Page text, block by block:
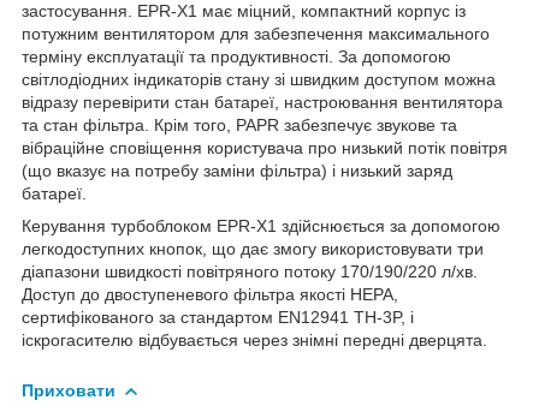
застосування. EPR-X1 має міцний, компактний корпус із
потужним вентилятором для забезпечення максимального
терміну експлуатації та продуктивності. За допомогою
світлодіодних індикаторів стану зі швидким доступом можна
відразу перевірити стан батареї, настроювання вентилятора
та стан фільтра. Крім того, PAPR забезпечує звукове та
вібраційне сповіщення користувача про низький потік повітря
(що вказує на потребу заміни фільтра) і низький заряд
батареї.
Керування турбоблоком EPR-X1 здійснюється за допомогою
легкодоступних кнопок, що дає змогу використовувати три
діапазони швидкості повітряного потоку 170/190/220 л/хв.
Доступ до двоступеневого фільтра якості HEPA,
сертифікованого за стандартом EN12941 TH-3P, і
іскрогасителю відбувається через знімні передні дверцята.
Приховати